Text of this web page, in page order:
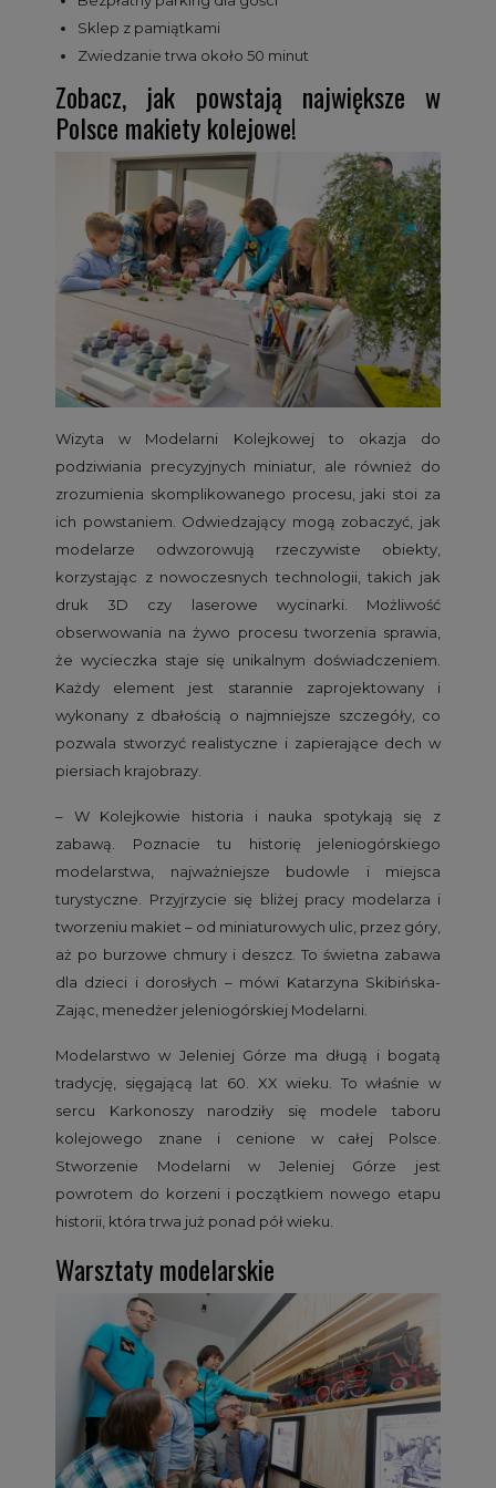
Sklep z pamiątkami
Zwiedzanie trwa około 50 minut
Zobacz, jak powstają największe w
Polsce makiety kolejowe!
Wizyta w Modelarni Kolejkowej to okazja do
podziwiania precyzyjnych miniatur, ale również do
zrozumienia skomplikowanego procesu, jaki stoi za
ich powstaniem. Odwiedzający mogą zobaczyć, jak
modelarze odwzorowują rzeczywiste obiekty,
korzystając z nowoczesnych technologii, takich jak
druk 3D czy laserowe wycinarki. Możliwość
obserwowania na żywo procesu tworzenia sprawia,
że wycieczka staje się unikalnym doświadczeniem.
Każdy element jest starannie zaprojektowany i
wykonany z dbałością o najmniejsze szczegóły, co
pozwala stworzyć realistyczne i zapierające dech w
piersiach krajobrazy.
– W Kolejkowie historia i nauka spotykają się z
zabawą. Poznacie tu historię jeleniogórskiego
modelarstwa, najważniejsze budowle i miejsca
turystyczne. Przyjrzycie się bliżej pracy modelarza i
tworzeniu makiet – od miniaturowych ulic, przez góry,
aż po burzowe chmury i deszcz. To świetna zabawa
dla dzieci i dorosłych – mówi Katarzyna Skibińska-
Zając, menedżer jeleniogórskiej Modelarni.
Modelarstwo w Jeleniej Górze ma długą i bogatą
tradycję, sięgającą lat 60. XX wieku. To właśnie w
sercu Karkonoszy narodziły się modele taboru
kolejowego znane i cenione w całej Polsce.
Stworzenie Modelarni w Jeleniej Górze jest
powrotem do korzeni i początkiem nowego etapu
historii, która trwa już ponad pół wieku.
Warsztaty modelarskie